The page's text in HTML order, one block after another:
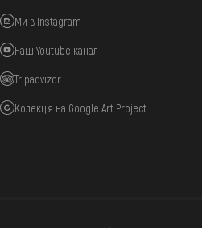
Ми в Instagram
Наш Youtube канал
Tripadvizor
Колекція на Google Art Project